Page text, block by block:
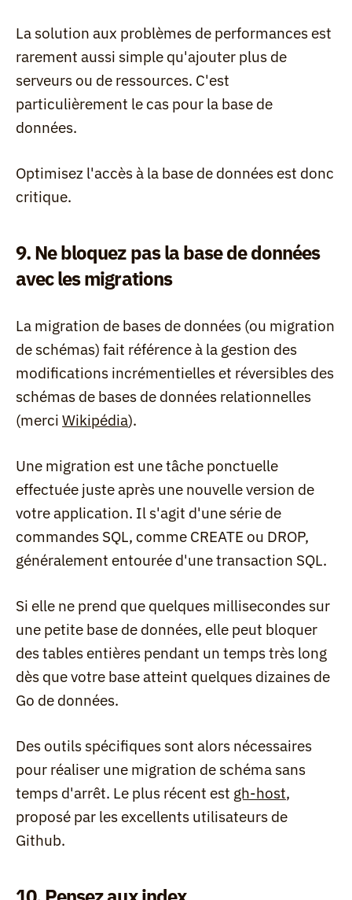
La solution aux problèmes de performances est
rarement aussi simple qu'ajouter plus de
serveurs ou de ressources. C'est
particulièrement le cas pour la base de
données.
Optimisez l'accès à la base de données est donc
critique.
9. Ne bloquez pas la base de données
avec les migrations
La migration de bases de données (ou migration
de schémas) fait référence à la gestion des
modifications incrémentielles et réversibles des
schémas de bases de données relationnelles
(merci Wikipédia).
Une migration est une tâche ponctuelle
effectuée juste après une nouvelle version de
votre application. Il s'agit d'une série de
commandes SQL, comme CREATE ou DROP,
généralement entourée d'une transaction SQL.
Si elle ne prend que quelques millisecondes sur
une petite base de données, elle peut bloquer
des tables entières pendant un temps très long
dès que votre base atteint quelques dizaines de
Go de données.
Des outils spécifiques sont alors nécessaires
pour réaliser une migration de schéma sans
temps d'arrêt. Le plus récent est gh-host,
proposé par les excellents utilisateurs de
Github.